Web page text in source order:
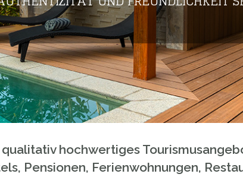
hochwertiges
Pensionen, Ferienwohnungen,